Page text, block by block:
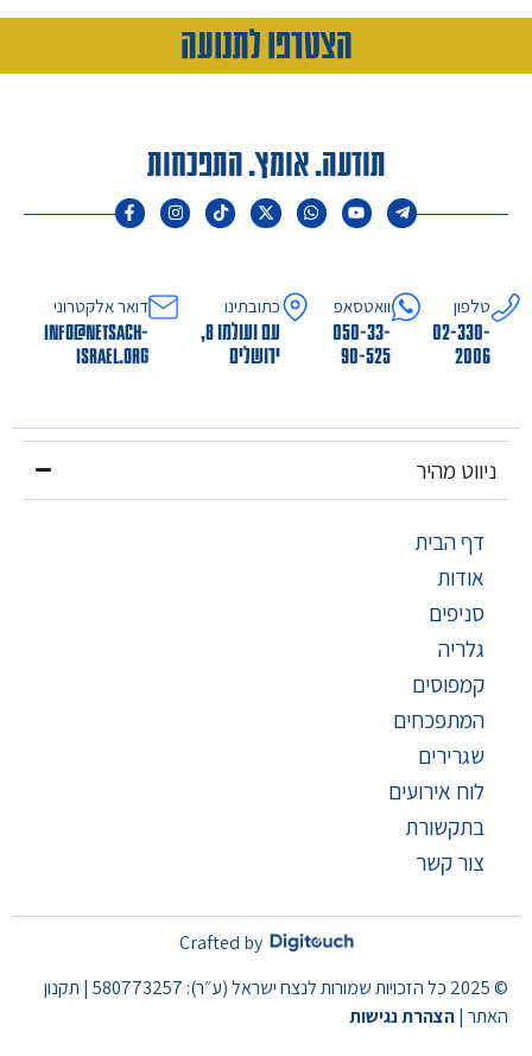
הצטרפו לתנועה
תודעה. אומץ. התפכחות
טלפון
02-330-
2006
וואטסאפ
050-33-
90-525
כתובתינו
עם ועולמו 8,
ירושלים
דואר אלקטרוני
info@netsach-
israel.org
ניווט מהיר
דף הבית
אודות
סניפים
גלריה
קמפוסים
המתפכחים
שגרירים
לוח אירועים
בתקשורת
צור קשר
© 2025 כל הזכויות שמורות לנצח ישראל (ע״ר): 580773257 | תקנון
האתר |הצהרת נגישות
Crafted by